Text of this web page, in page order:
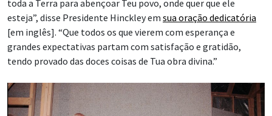
toda a Terra para abençoar Teu povo, onde quer que ele
esteja”, disse Presidente Hinckley em sua oração dedicatória
[em inglês]. “Que todos os que vierem com esperança e
grandes expectativas partam com satisfação e gratidão,
tendo provado das doces coisas de Tua obra divina.”